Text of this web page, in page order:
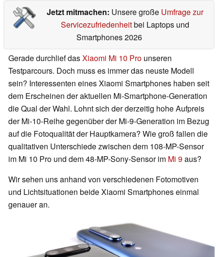
Jetzt mitmachen: Unsere große Umfrage zur
Servicezufriedenheitbei Laptops und
Smartphones 2026
Gerade durchlief dasXiaomi Mi 10 Pro unseren
Testparcours. Doch muss es immer das neuste Modell
sein? Interessenten eines Xiaomi Smartphones haben seit
dem Erscheinen der aktuellen Mi-Smartphone-Generation
die Qual der Wahl. Lohnt sich der derzeitig hohe Aufpreis
der Mi-10-Reihe gegenüber der Mi-9-Generation im Bezug
auf die Fotoqualität der Hauptkamera? Wie groß fallen die
qualitativen Unterschiede zwischen dem 108-MP-Sensor
im Mi 10 Pro und dem 48-MP-Sony-Sensor im Mi 9aus?
Wir sehen uns anhand von verschiedenen Fotomotiven
und Lichtsituationen beide Xiaomi Smartphones einmal
genauer an.